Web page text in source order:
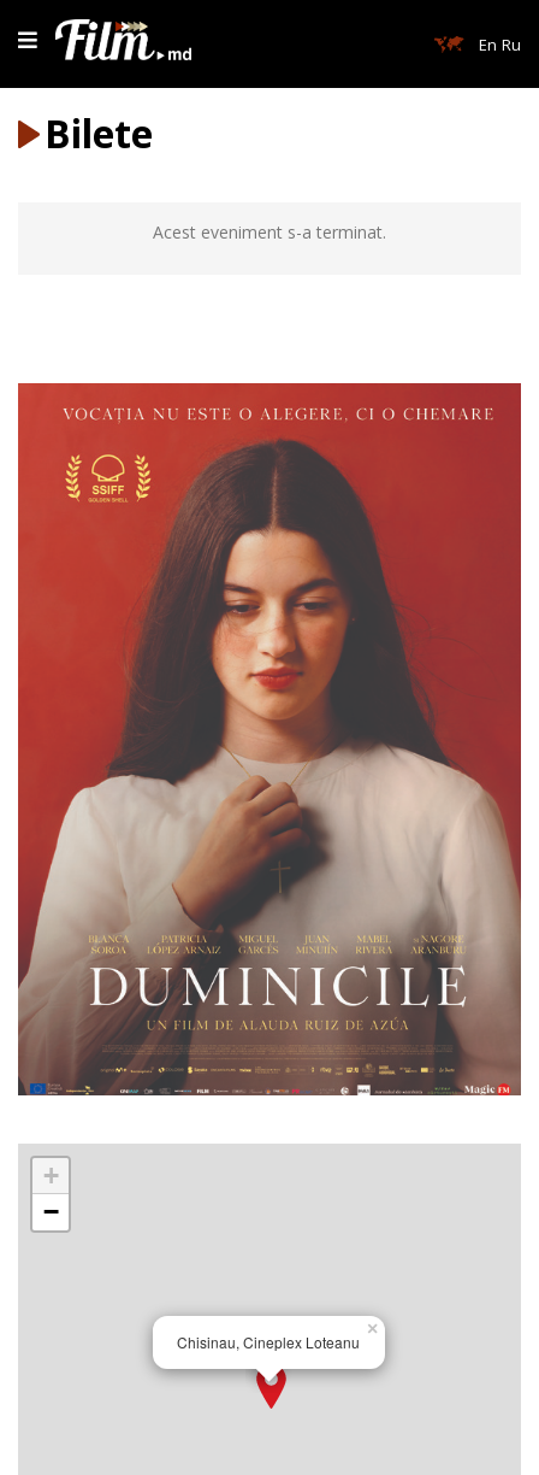
En Ru
Bilete
Acest eveniment s-a terminat.
Chisinau, Cineplex Loteanu
×
+
−